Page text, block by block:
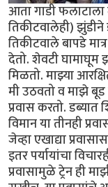
आता गाडी फलाटाला
तिकीटवालेही)
तिकीटवाले बापडे
देतो. शेवटी घामाघूम
मिळतो. माझ्या
मी उठवतो व माझे बूड
प्रवास करतो.
विमान या तीनही
जेव्हा एखाद्या
इतर पर्यायांचा
प्रवासामुळे ट्रेन ही